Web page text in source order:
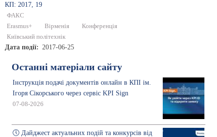
КП: 2017, 19
ФАКС
Erasmus+
Вірменія
Конференція
Київський політехнік
Дата події 2017-06-25
Останні матеріали сайту
Інструкція подачі документів онлайн в КПІ ім.
Ігоря Сікорського через сервіс KPI Sign
07-08-2026
🕔 Дайджест актуальних подій та конкурсів від